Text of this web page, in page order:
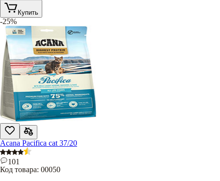
Купить
-25%
Acana Pacifica cat 37/20
101
Код товара: 00050